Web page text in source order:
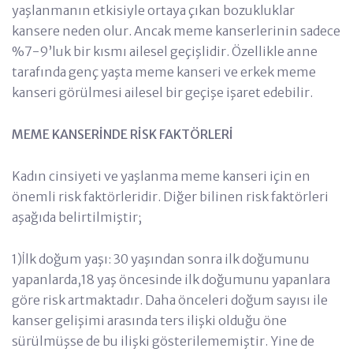
yaşlanmanın etkisiyle ortaya çıkan bozukluklar
kansere neden olur. Ancak meme kanserlerinin sadece
%7-9’luk bir kısmı ailesel geçişlidir. Özellikle anne
tarafında genç yaşta meme kanseri ve erkek meme
kanseri görülmesi ailesel bir geçişe işaret edebilir.
MEME KANSERİNDE RİSK FAKTÖRLERİ
Kadın cinsiyeti ve yaşlanma meme kanseri için en
önemli risk faktörleridir. Diğer bilinen risk faktörleri
aşağıda belirtilmiştir;
1)İlk doğum yaşı: 30 yaşından sonra ilk doğumunu
yapanlarda,18 yaş öncesinde ilk doğumunu yapanlara
göre risk artmaktadır. Daha önceleri doğum sayısı ile
kanser gelişimi arasında ters ilişki olduğu öne
sürülmüşse de bu ilişki gösterilememiştir. Yine de